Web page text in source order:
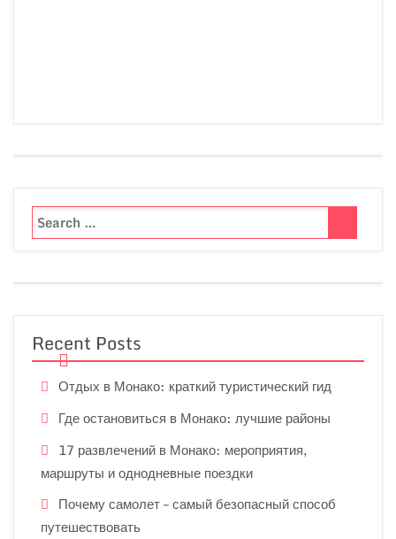
Recent Posts
Отдых в Монако: краткий туристический гид
Где остановиться в Монако: лучшие районы
17 развлечений в Монако: мероприятия,
маршруты и однодневные поездки
Почему самолет – самый безопасный способ
путешествовать